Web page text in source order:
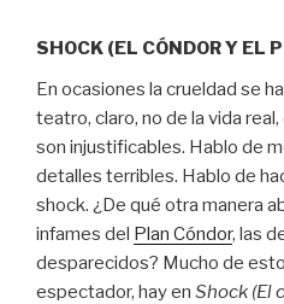
SHOCK (EL CÓNDOR Y EL
En ocasiones la crueldad se
teatro, claro, no de la vida
son injustificables. Hablo de
detalles terribles. Hablo de
shock. ¿De qué otra manera
infames del Plan Cóndor, las
desparecidos? Mucho de
espectador, hay en Shock (El